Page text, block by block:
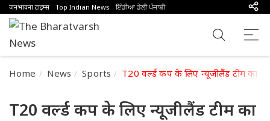
जनभावना टाइम्स Top Indian News ਇੰਡੀਆ ਡੇਲੀ ਪੰਜਾਬੀ
Home News Sports T20 वर्ल्ड कप के लिए न्यूजीलैंड टीम का
T20 वर्ल्ड कप के लिए न्यूजीलैंड टीम का